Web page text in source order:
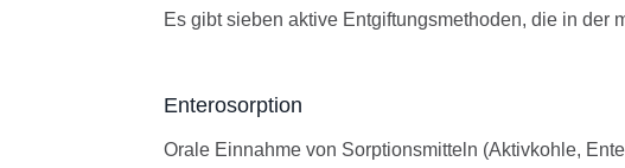
Es gibt sieben aktive Entgiftungsmethoden, die in der
Enterosorption
Orale Einnahme von Sorptionsmitteln (Aktivkohle,